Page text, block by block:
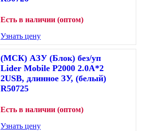
Есть в наличии (оптом)
Узнать цену
(МСК) АЗУ (Блок) без/уп
Lider Mobile P2000 2.0A*2
2USB, длинное ЗУ, (белый)
R50725
Есть в наличии (оптом)
Узнать цену